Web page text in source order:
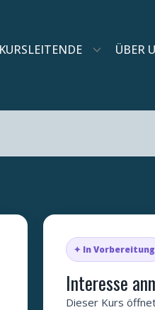
KURSLEITENDE ÜBER
✦ In Vorbereitung
Interesse
Dieser Kurs